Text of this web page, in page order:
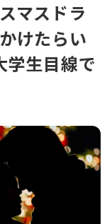
マスドラ
けたらい
生目線で